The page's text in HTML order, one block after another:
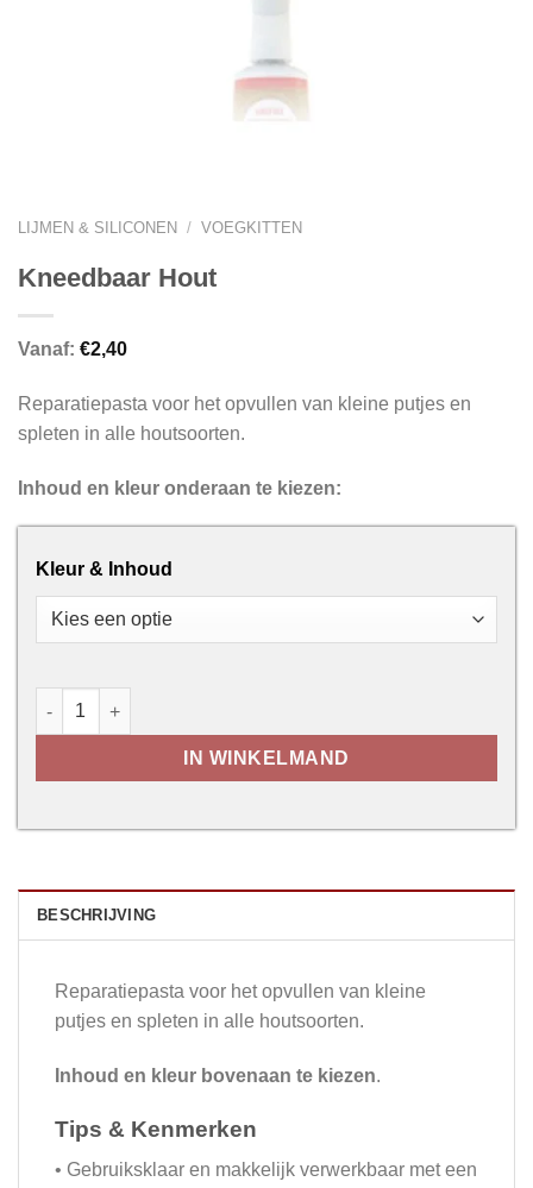
LIJMEN & SILICONEN / VOEGKITTEN
Kneedbaar Hout
Vanaf: €2,40
Reparatiepasta voor het opvullen van kleine putjes en
spleten in alle houtsoorten.
Inhoud en kleur onderaan te kiezen:
Kleur & Inhoud
Kneedbaar Hout aantal
IN WINKELMAND
BESCHRIJVING
Reparatiepasta voor het opvullen van kleine
putjes en spleten in alle houtsoorten.
Inhoud en kleur bovenaan te kiezen.
Tips & Kenmerken
• Gebruiksklaar en makkelijk verwerkbaar met een